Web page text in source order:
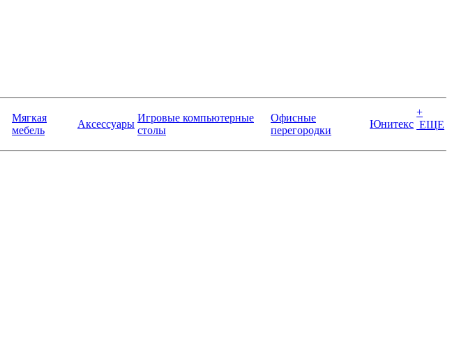
Мягкая
мебель
Аксессуары
Игровые компьютерные
столы
Офисные
перегородки
Юнитекс
+
ЕЩЕ